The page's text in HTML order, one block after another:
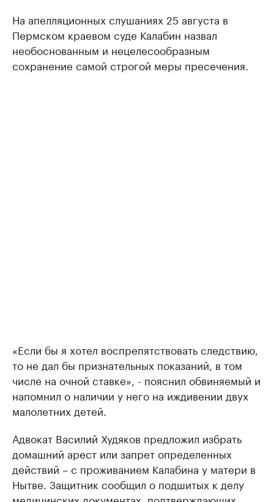
На апелляционных слушаниях 25 августа в
Пермском краевом суде Калабин назвал
необоснованным и нецелесообразным
сохранение самой строгой меры пресечения.
«Если бы я хотел воспрепятствовать следствию,
то не дал бы признательных показаний, в том
числе на очной ставке», - пояснил обвиняемый и
напомнил о наличии у него на иждивении двух
малолетних детей.
Адвокат Василий Худяков предложил избрать
домашний арест или запрет определенных
действий – с проживанием Калабина у матери в
Нытве. Защитник сообщил о подшитых к делу
медицинских документах, подтверждающих